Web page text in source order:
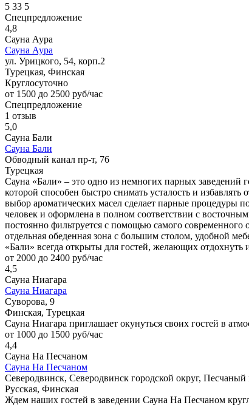
5 33 5
Спецпредложение
4,8
Сауна Аура
Сауна Аура
ул. Урицкого, 54, корп.2
Турецкая, Финская
Круглосуточно
от 1500 до 2500 руб/час
Спецпредложение
1 отзыв
5,0
Сауна Бали
Сауна Бали
Обводный канал пр-т, 76
Турецкая
Сауна «Бали» – это одно из немногих парных заведений
которой способен быстро снимать усталость и
выбор ароматических масел сделает парные процедуры
человек и оформлена в полном соответствии с
постоянно фильтруется с помощью самого современного
отдельная обеденная зона с большим столом, удобной
«Бали» всегда открыты для гостей, желающих отдохнуть
от 2000 до 2400 руб/час
4,5
Сауна Ниагара
Сауна Ниагара
Суворова, 9
Финская, Турецкая
Сауна Ниагара приглашает окунуться своих гостей в
от 1000 до 1500 руб/час
4,4
Сауна На Песчаном
Сауна На Песчаном
Северодвинск, Северодвинск городской округ, Песчаный
Русская, Финская
Ждем наших гостей в заведении Сауна На Песчаном